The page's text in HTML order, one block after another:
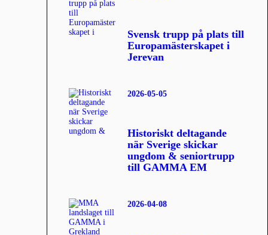
Svensk trupp på plats till
Europamästerskapet i
Jerevan
Historiskt deltagande
när Sverige skickar
ungdom & seniortrupp
till GAMMA EM
2026-05-05
2026-04-08